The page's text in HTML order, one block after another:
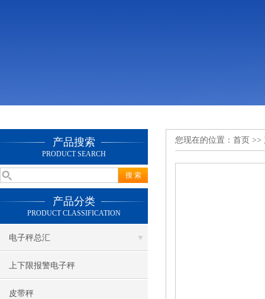
产品搜索
PRODUCT SEARCH
产品分类
PRODUCT CLASSIFICATION
电子秤总汇
上下限报警电子秤
皮带秤
您现在的位置： 首页 >>